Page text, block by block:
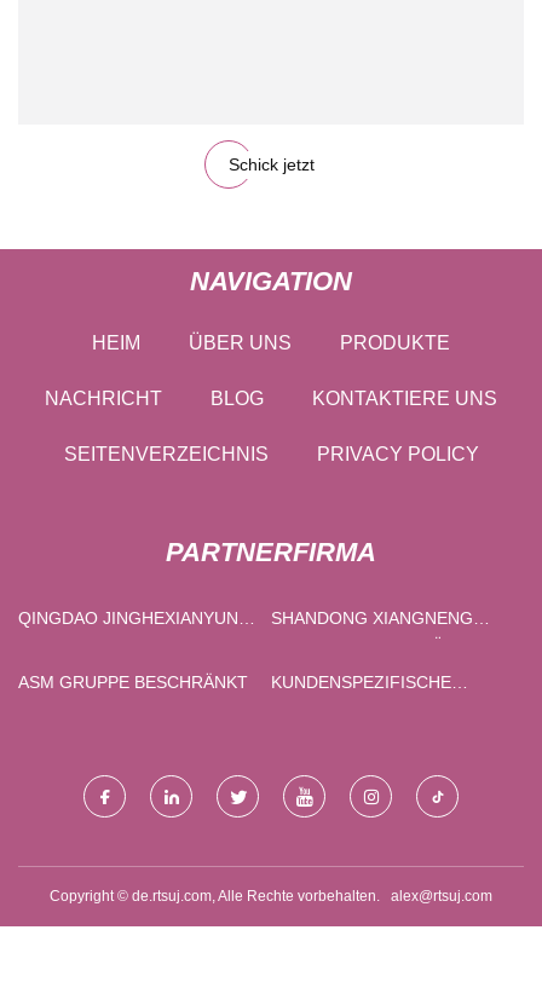
Schick jetzt
NAVIGATION
HEIM ÜBER UNS PRODUKTE
NACHRICHT BLOG KONTAKTIERE UNS
SEITENVERZEICHNIS PRIVACY POLICY
PARTNERFIRMA
QINGDAO JINGHEXIANYUN
INTERNATIONAL HANDEL
SHANDONG XIANGNENG
TECHNOLOGIE CO., LTD
ASM GRUPPE BESCHRÄNKT
KUNDENSPEZIFISCHE
Copyright © de.rtsuj.com, Alle Rechte vorbehalten. alex@rtsuj.com